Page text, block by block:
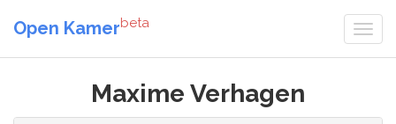
Open Kamerbeta
Maxime Verhagen